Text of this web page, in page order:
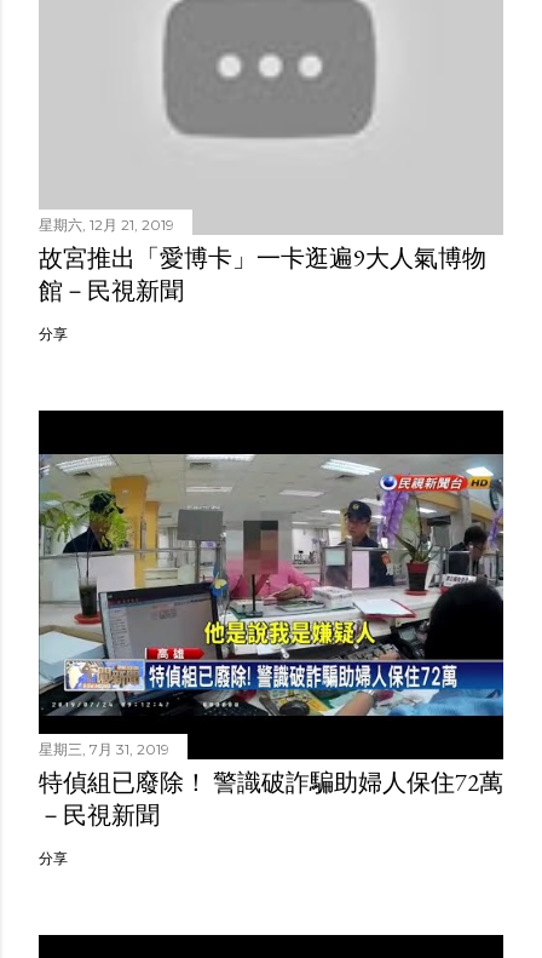
星期六, 12月 21, 2019
故宮推出「愛博卡」一卡逛遍9大人氣博物
館－民視新聞
分享
星期三, 7月 31, 2019
特偵組已廢除！ 警識破詐騙助婦人保住72萬
－民視新聞
分享